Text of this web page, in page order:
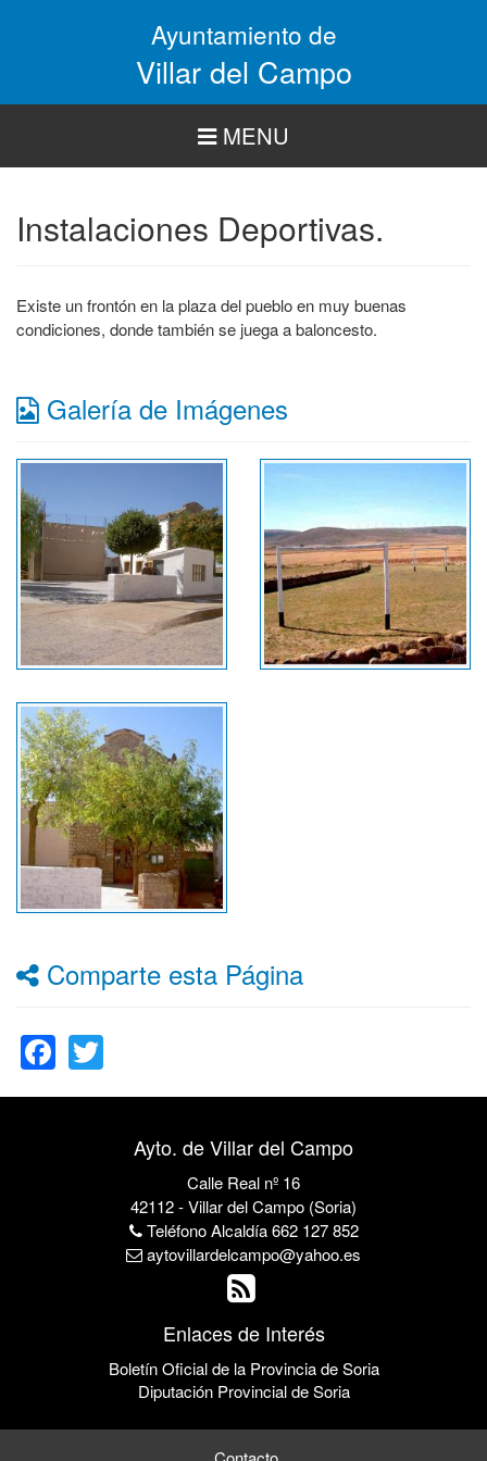
Ayuntamiento de
Villar del Campo
MENU
Instalaciones Deportivas.
Existe un frontón en la plaza del pueblo en muy buenas
condiciones, donde también se juega a baloncesto.
Galería de Imágenes
Comparte esta Página
Facebook
Ayto. de Villar del Campo
Calle Real nº 16
42112 - Villar del Campo (Soria)
Teléfono Alcaldía 662 127 852
aytovillardelcampo@yahoo.es
Enlaces de Interés
Boletín Oficial de la Provincia de Soria
Diputación Provincial de Soria